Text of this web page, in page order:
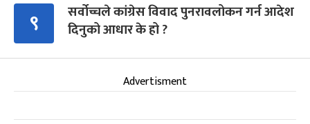
९
सर्वोच्चले कांग्रेस विवाद पुनरावलोकन गर्न आदेश
दिनुको आधार के हो ?
Advertisment